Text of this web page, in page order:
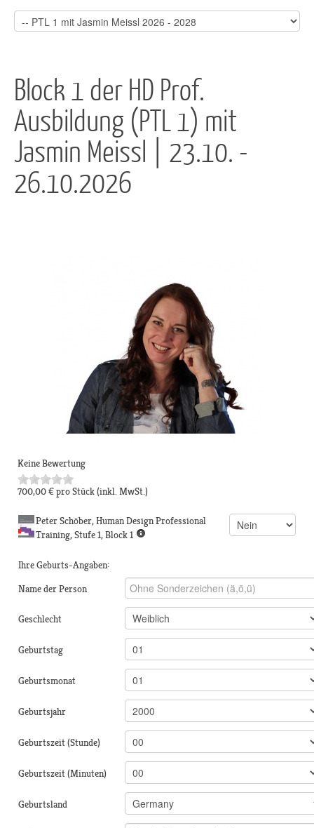
Block 1 der HD Prof.
Ausbildung (PTL 1) mit
Jasmin Meissl | 23.10. -
26.10.2026
Keine Bewertung
700,00 €pro Stück(inkl. MwSt.)
Peter Schöber, Human Design Professional
Training, Stufe 1, Block 1
Ihre Geburts-Angaben:
Name der Person
Geschlecht
Geburtstag
Geburtsmonat
Geburtsjahr
Geburtszeit (Stunde)
Geburtszeit (Minuten)
Geburtsland